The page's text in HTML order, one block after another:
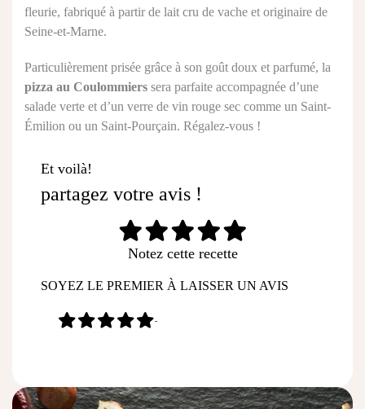
fleurie, fabriqué à partir de lait cru de vache et originaire de
Seine-et-Marne.
Particulièrement prisée grâce à son goût doux et parfumé, la
pizza au Coulommiers sera parfaite accompagnée d’une
salade verte et d’un verre de vin rouge sec comme un Saint-
Émilion ou un Saint-Pourçain. Régalez-vous !
Et voilà!
partagez votre avis !
Notez cette recette
SOYEZ LE PREMIER À LAISSER UN AVIS
-